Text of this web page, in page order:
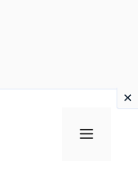
Menu